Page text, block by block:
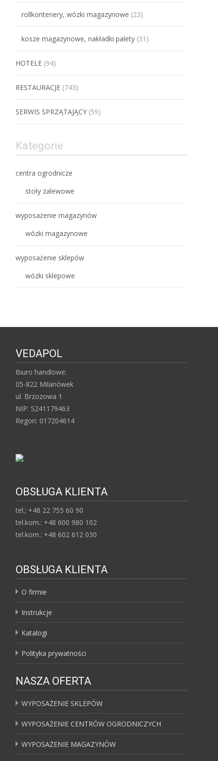
rollkontenery, wózki magazynowe (23)
kosze magazynowe, nakładki palety (31)
HOTELE (94)
RESTAURACJE (743)
SERWIS SPRZĄTAJĄCY (59)
Kategorie
centra ogrodnicze
stoły zalewowe
wyposażenie magazynów
wózki magazynowe
wyposażenie sklepów
wózki sklepowe
VEDAPOL
Biuro handlowe:
05-822 Milanówek
ul. Brzozowa 1
NIP: 5241179463
Regon: 017204614
OBSŁUGA KLIENTA
tel.; +48 22 755 60 90
tel.kom.: +48 600 980 102
tel.kom.: +48 602 612 030
OBSŁUGA KLIENTA
O firmie
Instrukcje
Katalogi
Polityka prywatności
NASZA OFERTA
WYPOSAŻENIE SKLEPÓW
WYPOSAŻENIE CENTRÓW OGRODNICZYCH
WYPOSAŻENIE MAGAZYNÓW